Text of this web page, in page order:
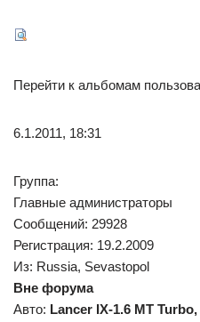
Перейти к альбомам
6.1.2011, 18:31
Группа:
Главные администраторы
Сообщений: 29928
Регистрация: 19.2.2009
Из: Russia, Sevastopol
Вне форума
Авто: Lancer IX-1.6 MT